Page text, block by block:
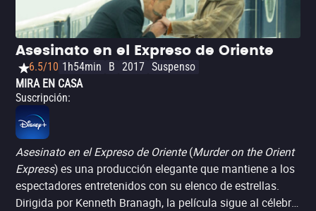
Asesinato en el Expreso de Oriente
6.5/10 1h54min B 2017 Suspenso
MIRA EN CASA
Suscripción:
Asesinato en el Expreso de Oriente(Murder on the Orient
Express) es una producción elegante que mantiene a los
espectadores entretenidos con su elenco de estrellas.
Dirigida por Kenneth Branagh, la película sigue al célebre